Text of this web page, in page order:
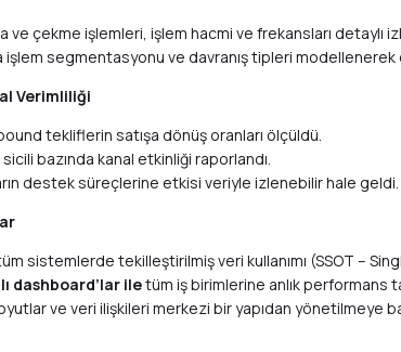
ve çekme işlemleri, işlem hacmi ve frekansları detaylı
işlem segmentasyonu ve davranış tipleri
Verimliliği
tekliflerin satışa dönüş oranları ölçüldü.
bazında kanal etkinliği raporlandı.
destek süreçlerine etkisi veriyle izlenebilir hale geldi.
sistemlerde tekilleştirilmiş veri kullanımı (SSOT –
dashboard’lar iletüm iş birimlerine anlık performans
ve veri ilişkileri merkezi bir yapıdan yönetilmeye